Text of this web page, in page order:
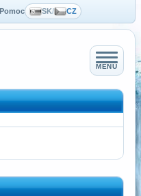
Pomoc SK/ CZ
MENU